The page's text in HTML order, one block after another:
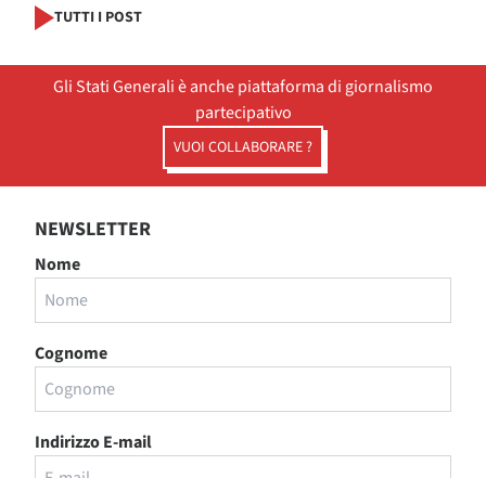
TUTTI I POST
Gli Stati Generali è anche piattaforma di giornalismo
partecipativo
VUOI COLLABORARE ?
NEWSLETTER
Nome
Cognome
Indirizzo E-mail